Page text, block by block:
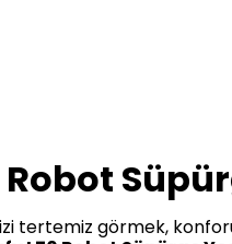
tertemiz görmek,